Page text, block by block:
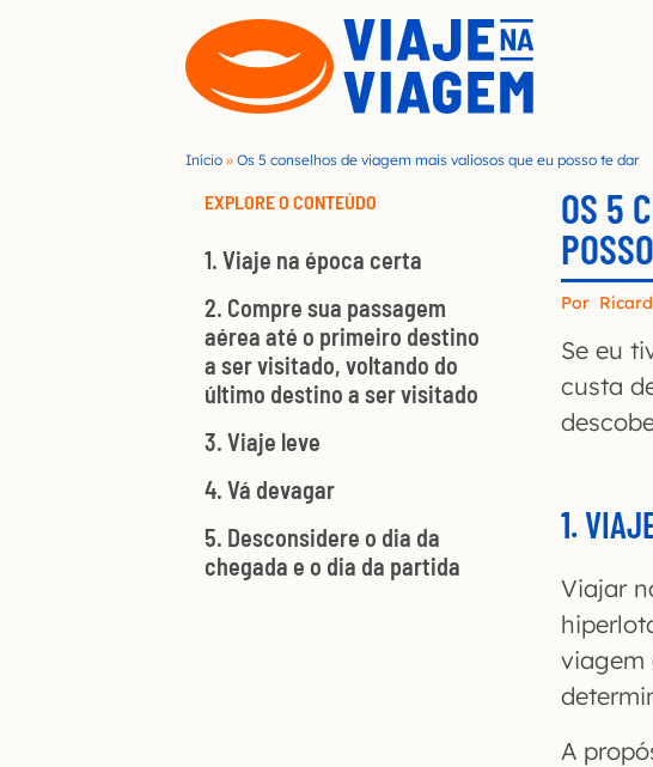
Início » Os 5 conselhos de viagem mais valiosos que eu posso te dar
EXPLORE O CONTEÚDO
1. Viaje na época certa
2. Compre sua passagem
aérea até o primeiro destino
a ser visitado, voltando do
último destino a ser visitado
3. Viaje leve
4. Vá devagar
5. Desconsidere o dia da
chegada e o dia da partida
OS 5
Por
Se eu
custa
1.
Viajar
viagem
A